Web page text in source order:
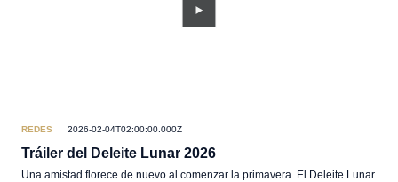
REDES 2026-02-04T02:00:00.000Z
Tráiler del Deleite Lunar 2026
Una amistad florece de nuevo al comenzar la primavera. El Deleite Lunar